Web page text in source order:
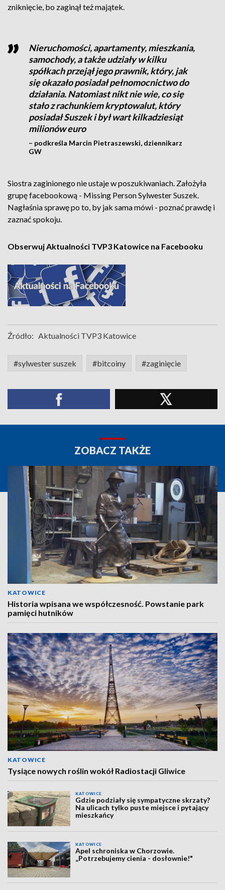
zniknięcie, bo zaginął też majątek.
Nieruchomości, apartamenty, mieszkania,
samochody, a także udziały w kilku
spółkach przejął jego prawnik, który, jak
się okazało posiadał pełnomocnictwo do
działania. Natomiast nikt nie wie, co się
stało z rachunkiem kryptowalut, który
posiadał Suszek i był wart kilkadziesiąt
milionów euro
– podkreśla Marcin Pietraszewski, dziennikarz
GW
Siostra zaginionego nie ustaje w poszukiwaniach. Założyła
grupę facebookową - Missing Person Sylwester Suszek.
Nagłaśnia sprawę po to, by jak sama mówi - poznać prawdę i
zaznać spokoju.
Obserwuj Aktualności TVP3 Katowice na Facebooku
Źródło: Aktualności TVP3 Katowice
#sylwester suszek #bitcoiny #zaginięcie
ZOBACZ TAKŻE
KATOWICE
Historia wpisana we współczesność. Powstanie park
pamięci hutników
KATOWICE
Tysiące nowych roślin wokół Radiostacji Gliwice
KATOWICE
Gdzie podziały się sympatyczne skrzaty?
Na ulicach tylko puste miejsce i pytający
mieszkańcy
KATOWICE
Apel schroniska w Chorzowie.
„Potrzebujemy cienia - dosłownie!"